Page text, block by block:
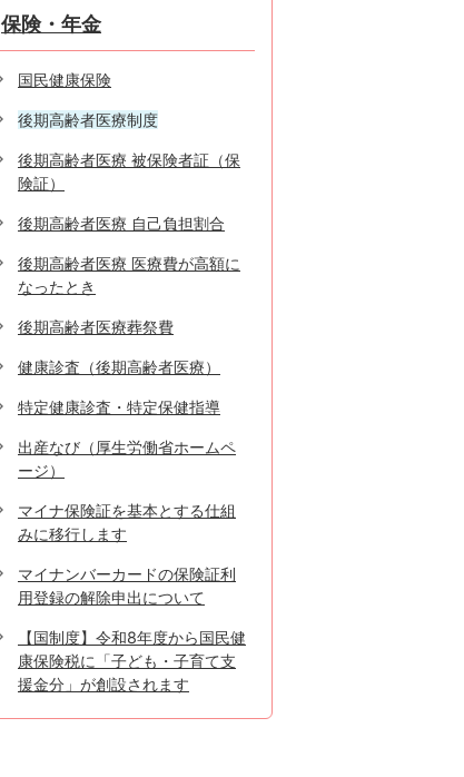
保険・年金
国民健康保険
後期高齢者医療制度
後期高齢者医療 被保険者証（保
険証）
後期高齢者医療 自己負担割合
後期高齢者医療 医療費が高額に
なったとき
後期高齢者医療葬祭費
健康診査（後期高齢者医療）
特定健康診査・特定保健指導
出産なび（厚生労働省ホームペ
ージ）
マイナ保険証を基本とする仕組
みに移行します
マイナンバーカードの保険証利
用登録の解除申出について
【国制度】令和8年度から国民健
康保険税に「子ども・子育て支
援金分」が創設されます